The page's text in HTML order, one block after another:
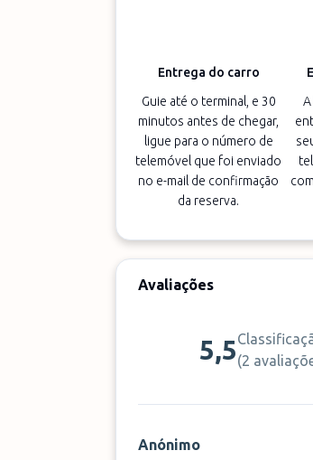
Entrega do carro
Guie até o terminal, e 30
minutos antes de chegar,
ligue para o número de
telemóvel que foi enviado
no e-mail de confirmação
da reserva.
Avaliações
5,5(2
Anónimo